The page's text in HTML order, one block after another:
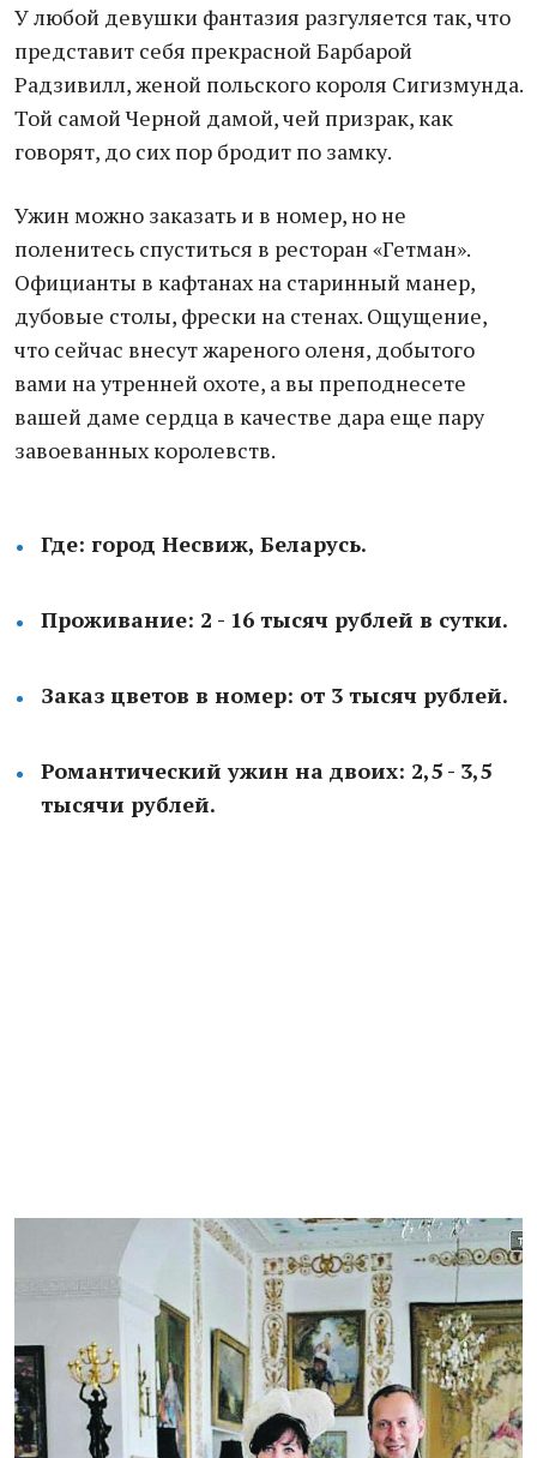
У любой девушки фантазия разгуляется так, что
представит себя прекрасной Барбарой
Радзивилл, женой польского короля Сигизмунда.
Той самой Черной дамой, чей призрак, как
говорят, до сих пор бродит по замку.
Ужин можно заказать и в номер, но не
поленитесь спуститься в ресторан «Гетман».
Официанты в кафтанах на старинный манер,
дубовые столы, фрески на стенах. Ощущение,
что сейчас внесут жареного оленя, добытого
вами на утренней охоте, а вы преподнесете
вашей даме сердца в качестве дара еще пару
завоеванных королевств.
Где: город Несвиж, Беларусь.
Проживание: 2 - 16 тысяч рублей в сутки.
Заказ цветов в номер: от 3 тысяч рублей.
Романтический ужин на двоих: 2,5 - 3,5
тысячи рублей.